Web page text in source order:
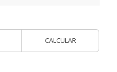
CALCULAR